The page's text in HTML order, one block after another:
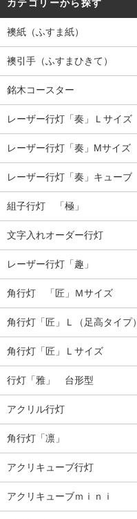
カテゴリーから探す
襖紙（ふすま紙）
襖引手（ふすまひきて）
銘木コースター
レーザー行灯「奏」Ｌサイズ
レーザー行灯「奏」Mサイズ
レーザー行灯「奏」キューブ
組子行灯 「極」
文字入れオーダー行灯
レーザー行灯「趣」
角行灯 「匠」Ｍサイズ
角行灯「匠」Ｌ（足高タイプ）
角行灯「匠」Ｌサイズ
行灯「雅」 台形型
アクリル行灯
角行灯「凛」
アクリキューブ行灯
アクリキューブｍｉｎｉ